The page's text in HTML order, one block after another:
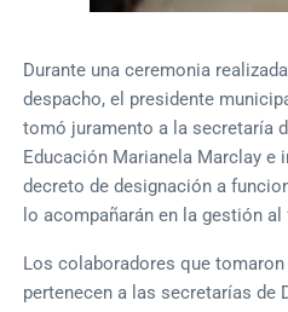
Durante una ceremonia
despacho, el presidente
tomó juramento a la secretaría
Educación Marianela Marclay e
decreto de designación a
lo acompañarán en la gestión
Los colaboradores que
pertenecen a las secretarías de